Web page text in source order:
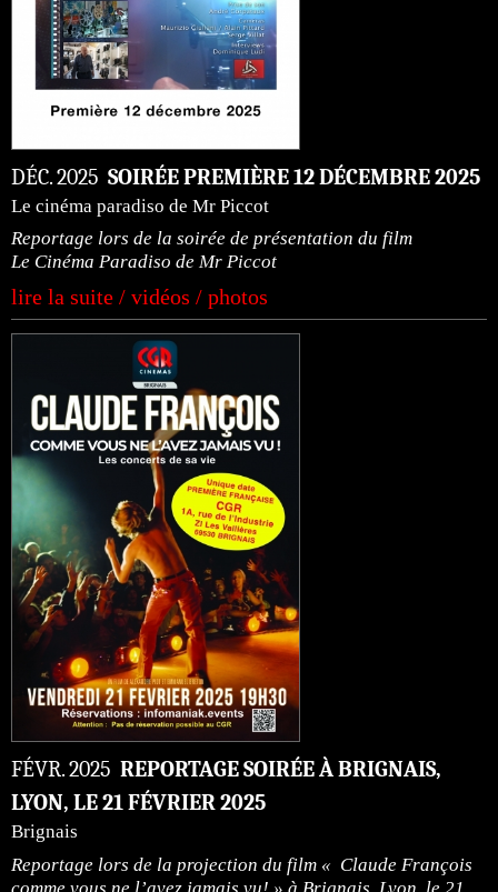
DÉC. 2025 SOIRÉE PREMIÈRE 12 DÉCEMBRE 2025
Le cinéma paradiso de Mr Piccot
Reportage lors de la soirée de présentation du film
Le Cinéma Paradiso de Mr Piccot
lire la suite / vidéos / photos
FÉVR. 2025 REPORTAGE SOIRÉE À BRIGNAIS,
LYON, LE 21 FÉVRIER 2025
Brignais
Reportage lors de la projection du film « Claude François
comme vous ne l’avez jamais vu! » à Brignais, Lyon, le 21